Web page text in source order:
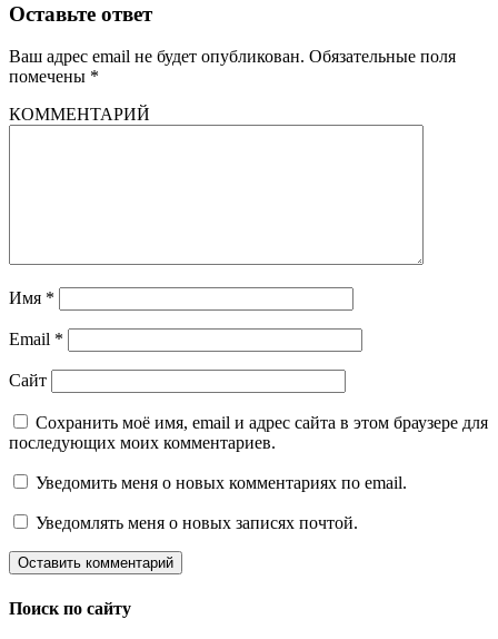
Оставьте ответ
Ваш адрес email не будет опубликован. Обязательные поля
помечены *
КОММЕНТАРИЙ
Имя *
Email *
Сайт
Сохранить моё имя, email и адрес сайта в этом браузере для
последующих моих комментариев.
Уведомить меня о новых комментариях по email.
Уведомлять меня о новых записях почтой.
Поиск по сайту